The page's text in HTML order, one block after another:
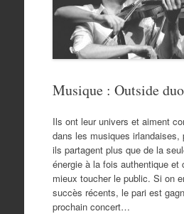
Musique : Outside duo
Ils ont leur univers et aiment
dans les musiques irlandaises,
ils partagent plus que de la
énergie à la fois authentique et
mieux toucher le public. Si on
succès récents, le pari est
prochain concert…